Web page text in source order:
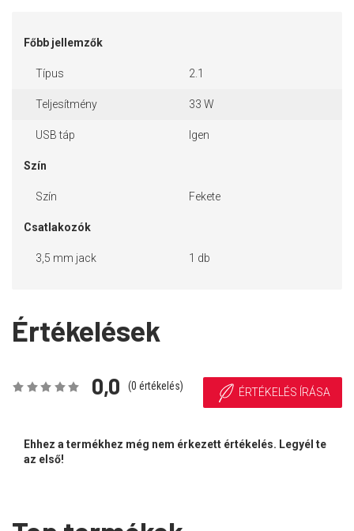
Főbb jellemzők
Típus 2.1
Teljesítmény 33 W
USB táp Igen
Szín
Szín Fekete
Csatlakozók
3,5 mm jack 1 db
Értékelések
0,0 (0 értékelés) ÉRTÉKELÉS ÍRÁSA
Ehhez a termékhez még nem érkezett értékelés. Legyél te
az első!